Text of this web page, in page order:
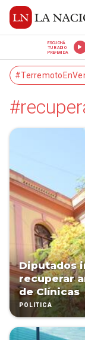
ESCUCHÁ
TU RADIO
PREFERIDA
Diputados
recuperar
de Clínicas
POLÍTICA